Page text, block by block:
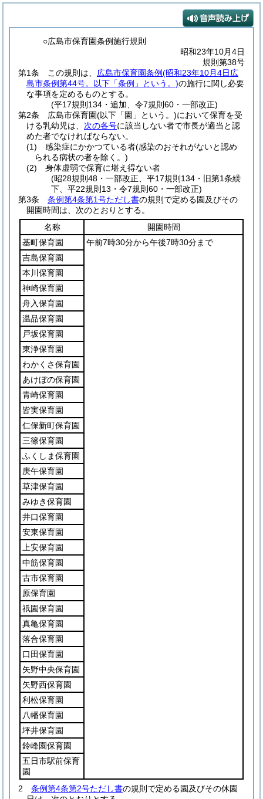
○広島市保育園条例施行規則
昭和23年10月4日
規則第38号
第1条
この規則は、 広島市保育園条例(昭和23年10月4日広
島市条例第44号。以下「条例」という。)の施行に関し必要
な事項を定めるものとする。
(平17規則134・追加、令7規則60・一部改正)
第2条
広島市保育園(以下「園」という。)において保育を受
ける乳幼児は、 次の各号に該当しない者で市長が適当と認
めた者でなければならない。
(1)
感染症にかかつている者(感染のおそれがないと認め
られる病状の者を除く。)
(2)
身体虚弱で保育に堪え得ない者
(昭28規則48・一部改正、平17規則134・旧第1条繰
下、平22規則13・令7規則60・一部改正)
第3条
条例第4条第1号ただし書の規則で定める園及びその
開園時間は、次のとおりとする。
名称
開園時間
基町保育園
午前7時30分から午後7時30分まで
吉島保育園
本川保育園
神崎保育園
舟入保育園
温品保育園
戸坂保育園
東浄保育園
わかくさ保育園
あけぼの保育園
青崎保育園
皆実保育園
仁保新町保育園
三篠保育園
ふくしま保育園
庚午保育園
草津保育園
みゆき保育園
井口保育園
安東保育園
上安保育園
中筋保育園
古市保育園
原保育園
祇園保育園
真亀保育園
落合保育園
口田保育園
矢野中央保育園
矢野西保育園
利松保育園
八幡保育園
坪井保育園
鈴峰園保育園
五日市駅前保育
園
2
条例第4条第2号ただし書の規則で定める園及びその休園